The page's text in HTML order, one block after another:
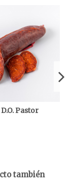
Pastor
también